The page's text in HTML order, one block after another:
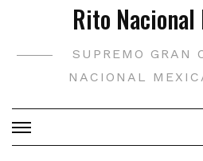
Rito Nacional
SUPREMO GRAN
NACIONAL